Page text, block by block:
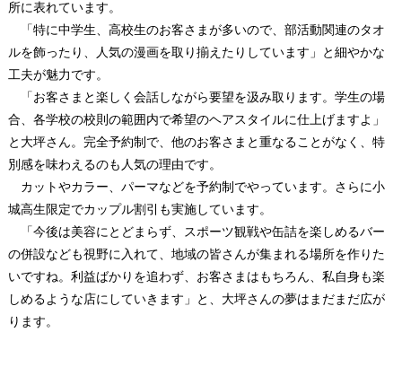
所に表れています。
「特に中学生、高校生のお客さまが多いので、部活動関連のタオ
ルを飾ったり、人気の漫画を取り揃えたりしています」と細やかな
工夫が魅力です。
「お客さまと楽しく会話しながら要望を汲み取ります。学生の場
合、各学校の校則の範囲内で希望のヘアスタイルに仕上げますよ」
と大坪さん。完全予約制で、他のお客さまと重なることがなく、特
別感を味わえるのも人気の理由です。
カットやカラー、パーマなどを予約制でやっています。さらに小
城高生限定でカップル割引も実施しています。
「今後は美容にとどまらず、スポーツ観戦や缶詰を楽しめるバー
の併設なども視野に入れて、地域の皆さんが集まれる場所を作りた
いですね。利益ばかりを追わず、お客さまはもちろん、私自身も楽
しめるような店にしていきます」と、大坪さんの夢はまだまだ広が
ります。